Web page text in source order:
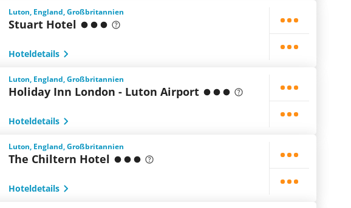
Luton, England, Großbritannien
Stuart Hotel
Hoteldetails
Luton, England, Großbritannien
Holiday Inn London - Luton Airport
Hoteldetails
Luton, England, Großbritannien
The Chiltern Hotel
Hoteldetails